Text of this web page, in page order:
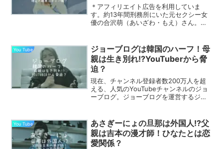
＊アフィリエイト広告を利用していま
す。約13年間刑務所にいた元セクシー女
優の合沢萌（あいざわ・もえ）さん。そ
取り上げられ、話題となっています。そ
んな合沢萌さ...
You Tube
ジョーブログは韓国のハーフ！母
親は生き別れ!?YouTuberから脅
迫？
現在、チャンネル登録者数200万人を超
える、人気のYouTubeチャンネルのジョ
ーブログ。ジョーブログを運営するジョ
ログのジョーさんは韓国のハーフだそう
ですね。そこで今...
You Tube
あさぎーにょの旦那は外国人!?父
親は吉本の漫才師！ひなたとは恋
愛関係？